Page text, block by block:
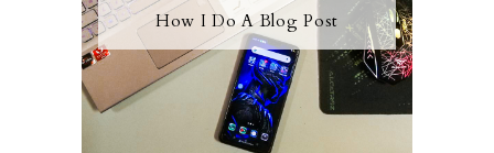
How I Do A Blog Post